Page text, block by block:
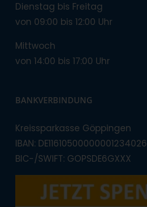
Dienstag bis Freitag
von 09:00 bis 12:00 Uhr
Mittwoch
von 14:00 bis 17:00 Uhr
BANKVERBINDUNG
Kreissparkasse Göppingen
IBAN: DE11610500000001234026
BIC-/SWIFT: GOPSDE6GXXX